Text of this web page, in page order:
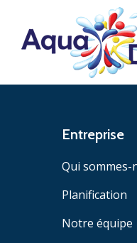
Entreprise
Qui sommes-
Planification
Notre équipe